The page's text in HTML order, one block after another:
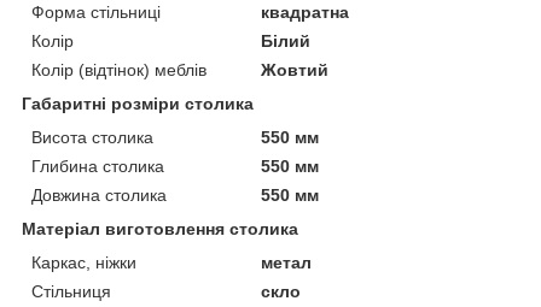
Форма стільниці
квадратна
Колір
Білий
Колір (відтінок) меблів
Жовтий
Габаритні розміри столика
Висота столика
550 мм
Глибина столика
550 мм
Довжина столика
550 мм
Матеріал виготовлення столика
Каркас, ніжки
метал
Стільниця
скло